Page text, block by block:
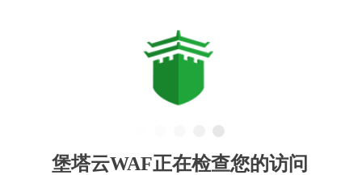
堡塔云WAF正在检查您的访问